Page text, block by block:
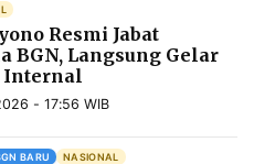
Resmi Jabat
BGN, Langsung Gelar
Internal
- 17:56 WIB
BARU NASIONAL